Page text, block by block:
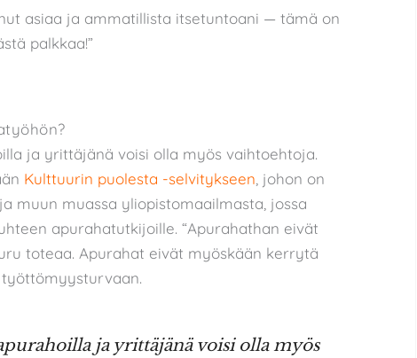
asiaa ja ammatillista itsetuntoani — tämä on
palkkaa!”
ja yrittäjänä voisi olla myös vaihtoehtoja.
Kulttuurin puolesta -selvitykseen , johon on
muun muassa yliopistomaailmasta, jossa
apurahatutkijoille. “Apurahathan eivät
toteaa. Apurahat eivät myöskään kerrytä
ja yrittäjänä voisi olla myös